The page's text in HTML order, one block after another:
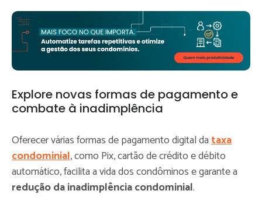
Explore novas formas de pagamento e
combate à inadimplência
Oferecer várias formas de pagamento digital dataxa
condominial, como Pix, cartão de crédito e débito
automático, facilita a vida dos condôminos e garante a
redução da inadimplência condominial.